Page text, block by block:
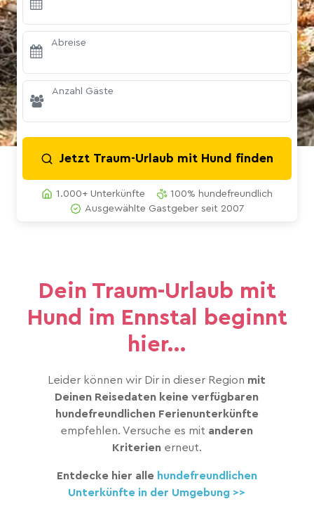
Abreise
Anzahl Gäste
Jetzt Traum-Urlaub mit Hund finden
1.000+ Unterkünfte
100% hundefreundlich
Ausgewählte Gastgeber seit 2007
Dein Traum-Urlaub mit
Hund im Ennstal beginnt
hier...
Leider können wir Dir in dieser Region mit
Deinen Reisedaten keine verfügbaren
hundefreundlichen Ferienunterkünfte
empfehlen. Versuche es mit anderen
Kriterienerneut.
Entdecke hier alle hundefreundlichen
Unterkünfte in der Umgebung >>